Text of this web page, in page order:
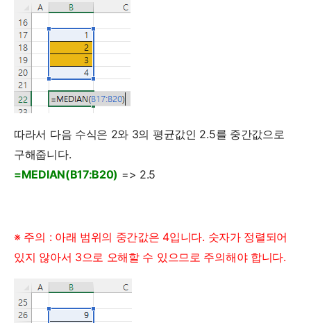
따라서 다음 수식은 2와 3의 평균값인 2.5를 중간값으로
구해줍니다.
=MEDIAN(B17:B20) => 2.5
※ 주의 : 아래 범위의 중간값은 4입니다. 숫자가 정렬되어
있지 않아서 3으로 오해할 수 있으므로 주의해야 합니다.